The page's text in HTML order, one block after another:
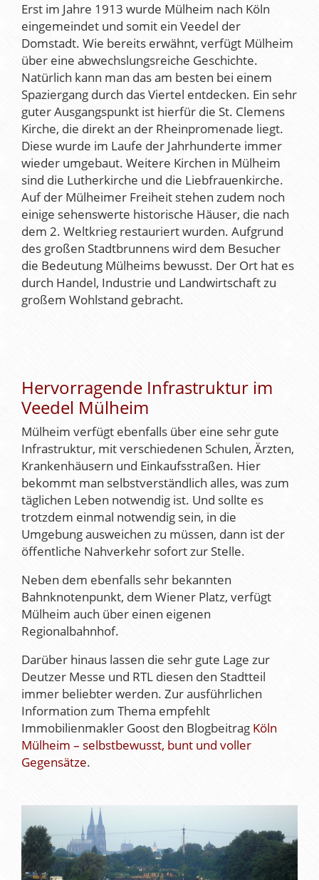
Erst im Jahre 1913 wurde Mülheim nach Köln
eingemeindet und somit ein Veedel der
Domstadt. Wie bereits erwähnt, verfügt Mülheim
über eine abwechslungsreiche Geschichte.
Natürlich kann man das am besten bei einem
Spaziergang durch das Viertel entdecken. Ein sehr
guter Ausgangspunkt ist hierfür die St. Clemens
Kirche, die direkt an der Rheinpromenade liegt.
Diese wurde im Laufe der Jahrhunderte immer
wieder umgebaut. Weitere Kirchen in Mülheim
sind die Lutherkirche und die Liebfrauenkirche.
Auf der Mülheimer Freiheit stehen zudem noch
einige sehenswerte historische Häuser, die nach
dem 2. Weltkrieg restauriert wurden. Aufgrund
des großen Stadtbrunnens wird dem Besucher
die Bedeutung Mülheims bewusst. Der Ort hat es
durch Handel, Industrie und Landwirtschaft zu
großem Wohlstand gebracht.
Hervorragende Infrastruktur im
Veedel Mülheim
Mülheim verfügt ebenfalls über eine sehr gute
Infrastruktur, mit verschiedenen Schulen, Ärzten,
Krankenhäusern und Einkaufsstraßen. Hier
bekommt man selbstverständlich alles, was zum
täglichen Leben notwendig ist. Und sollte es
trotzdem einmal notwendig sein, in die
Umgebung ausweichen zu müssen, dann ist der
öffentliche Nahverkehr sofort zur Stelle.
Neben dem ebenfalls sehr bekannten
Bahnknotenpunkt, dem Wiener Platz, verfügt
Mülheim auch über einen eigenen
Regionalbahnhof.
Darüber hinaus lassen die sehr gute Lage zur
Deutzer Messe und RTL diesen den Stadtteil
immer beliebter werden. Zur ausführlichen
Information zum Thema empfehlt
Immobilienmakler Goost den Blogbeitrag Köln
Mülheim – selbstbewusst, bunt und voller
Gegensätze.